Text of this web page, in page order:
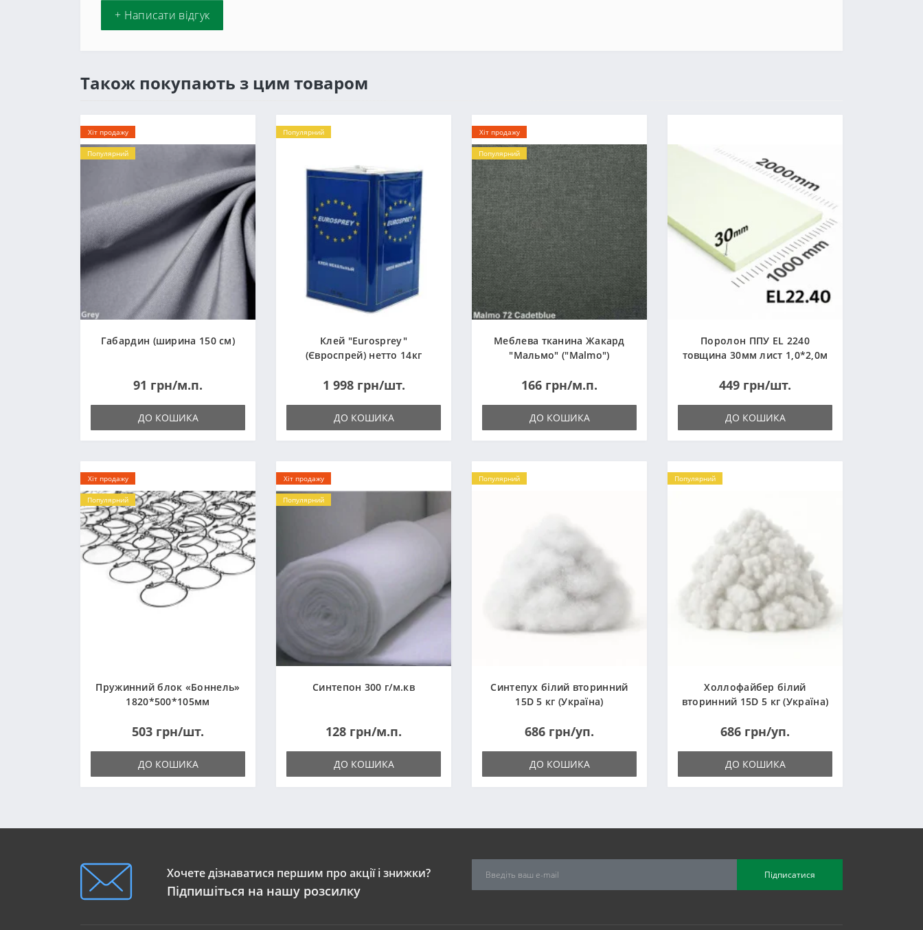
+ Написати відгук
Також покупають з цим товаром
Хіт продажу
Популярний
Габардин (ширина 150 см)
91 грн/м.п.
ДО КОШИКА
Популярний
Клей "Eurosprey"
(Євроспрей) нетто 14кг
1 998 грн/шт.
ДО КОШИКА
Хіт продажу
Популярний
Меблева тканина Жакард
"Мальмо" ("Malmo")
166 грн/м.п.
ДО КОШИКА
Поролон ППУ EL 2240
товщина 30мм лист 1,0*2,0м
449 грн/шт.
ДО КОШИКА
Хіт продажу
Популярний
Пружинний блок «Боннель»
1820*500*105мм
503 грн/шт.
ДО КОШИКА
Хіт продажу
Популярний
Синтепон 300 г/м.кв
128 грн/м.п.
ДО КОШИКА
Популярний
Синтепух білий вторинний
15D 5 кг (Україна)
686 грн/уп.
ДО КОШИКА
Популярний
Холлофайбер білий
вторинний 15D 5 кг (Україна)
686 грн/уп.
ДО КОШИКА
Хочете дізнаватися першим про акції і знижки?
Підпишіться на нашу розсилку
Підписатися